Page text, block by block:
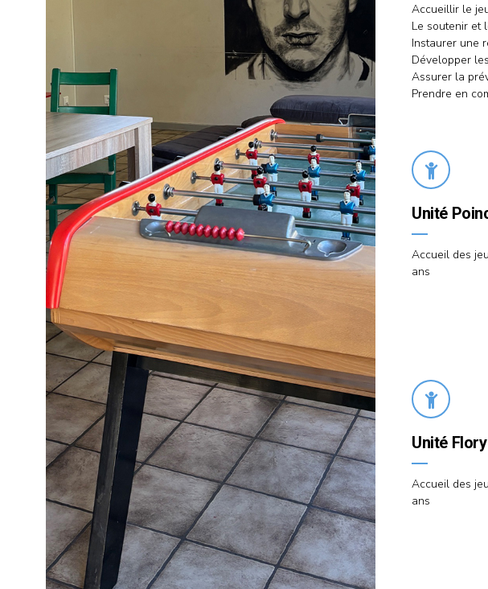
Accueillir le
Le soutenir et
Instaurer une
Développer
Assurer la
Prendre en
Unité
Accueil des
ans
Unité
Accueil des
ans